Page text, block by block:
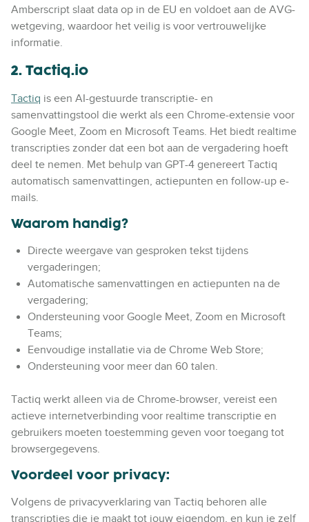
Amberscript slaat data op in de EU en voldoet aan de AVG-
wetgeving, waardoor het veilig is voor vertrouwelijke
informatie.
2. Tactiq.io
Tactiq is een AI-gestuurde transcriptie- en
samenvattingstool die werkt als een Chrome-extensie voor
Google Meet, Zoom en Microsoft Teams. Het biedt realtime
transcripties zonder dat een bot aan de vergadering hoeft
deel te nemen. Met behulp van GPT-4 genereert Tactiq
automatisch samenvattingen, actiepunten en follow-up e-
mails.
Waarom handig?
Directe weergave van gesproken tekst tijdens
vergaderingen;
Automatische samenvattingen en actiepunten na de
vergadering;
Ondersteuning voor Google Meet, Zoom en Microsoft
Teams;
Eenvoudige installatie via de Chrome Web Store;
Ondersteuning voor meer dan 60 talen.
Tactiq werkt alleen via de Chrome-browser, vereist een
actieve internetverbinding voor realtime transcriptie en
gebruikers moeten toestemming geven voor toegang tot
browsergegevens.
Voordeel voor privacy:
Volgens de privacyverklaring van Tactiq behoren alle
transcripties die je maakt tot jouw eigendom, en kun je zelf